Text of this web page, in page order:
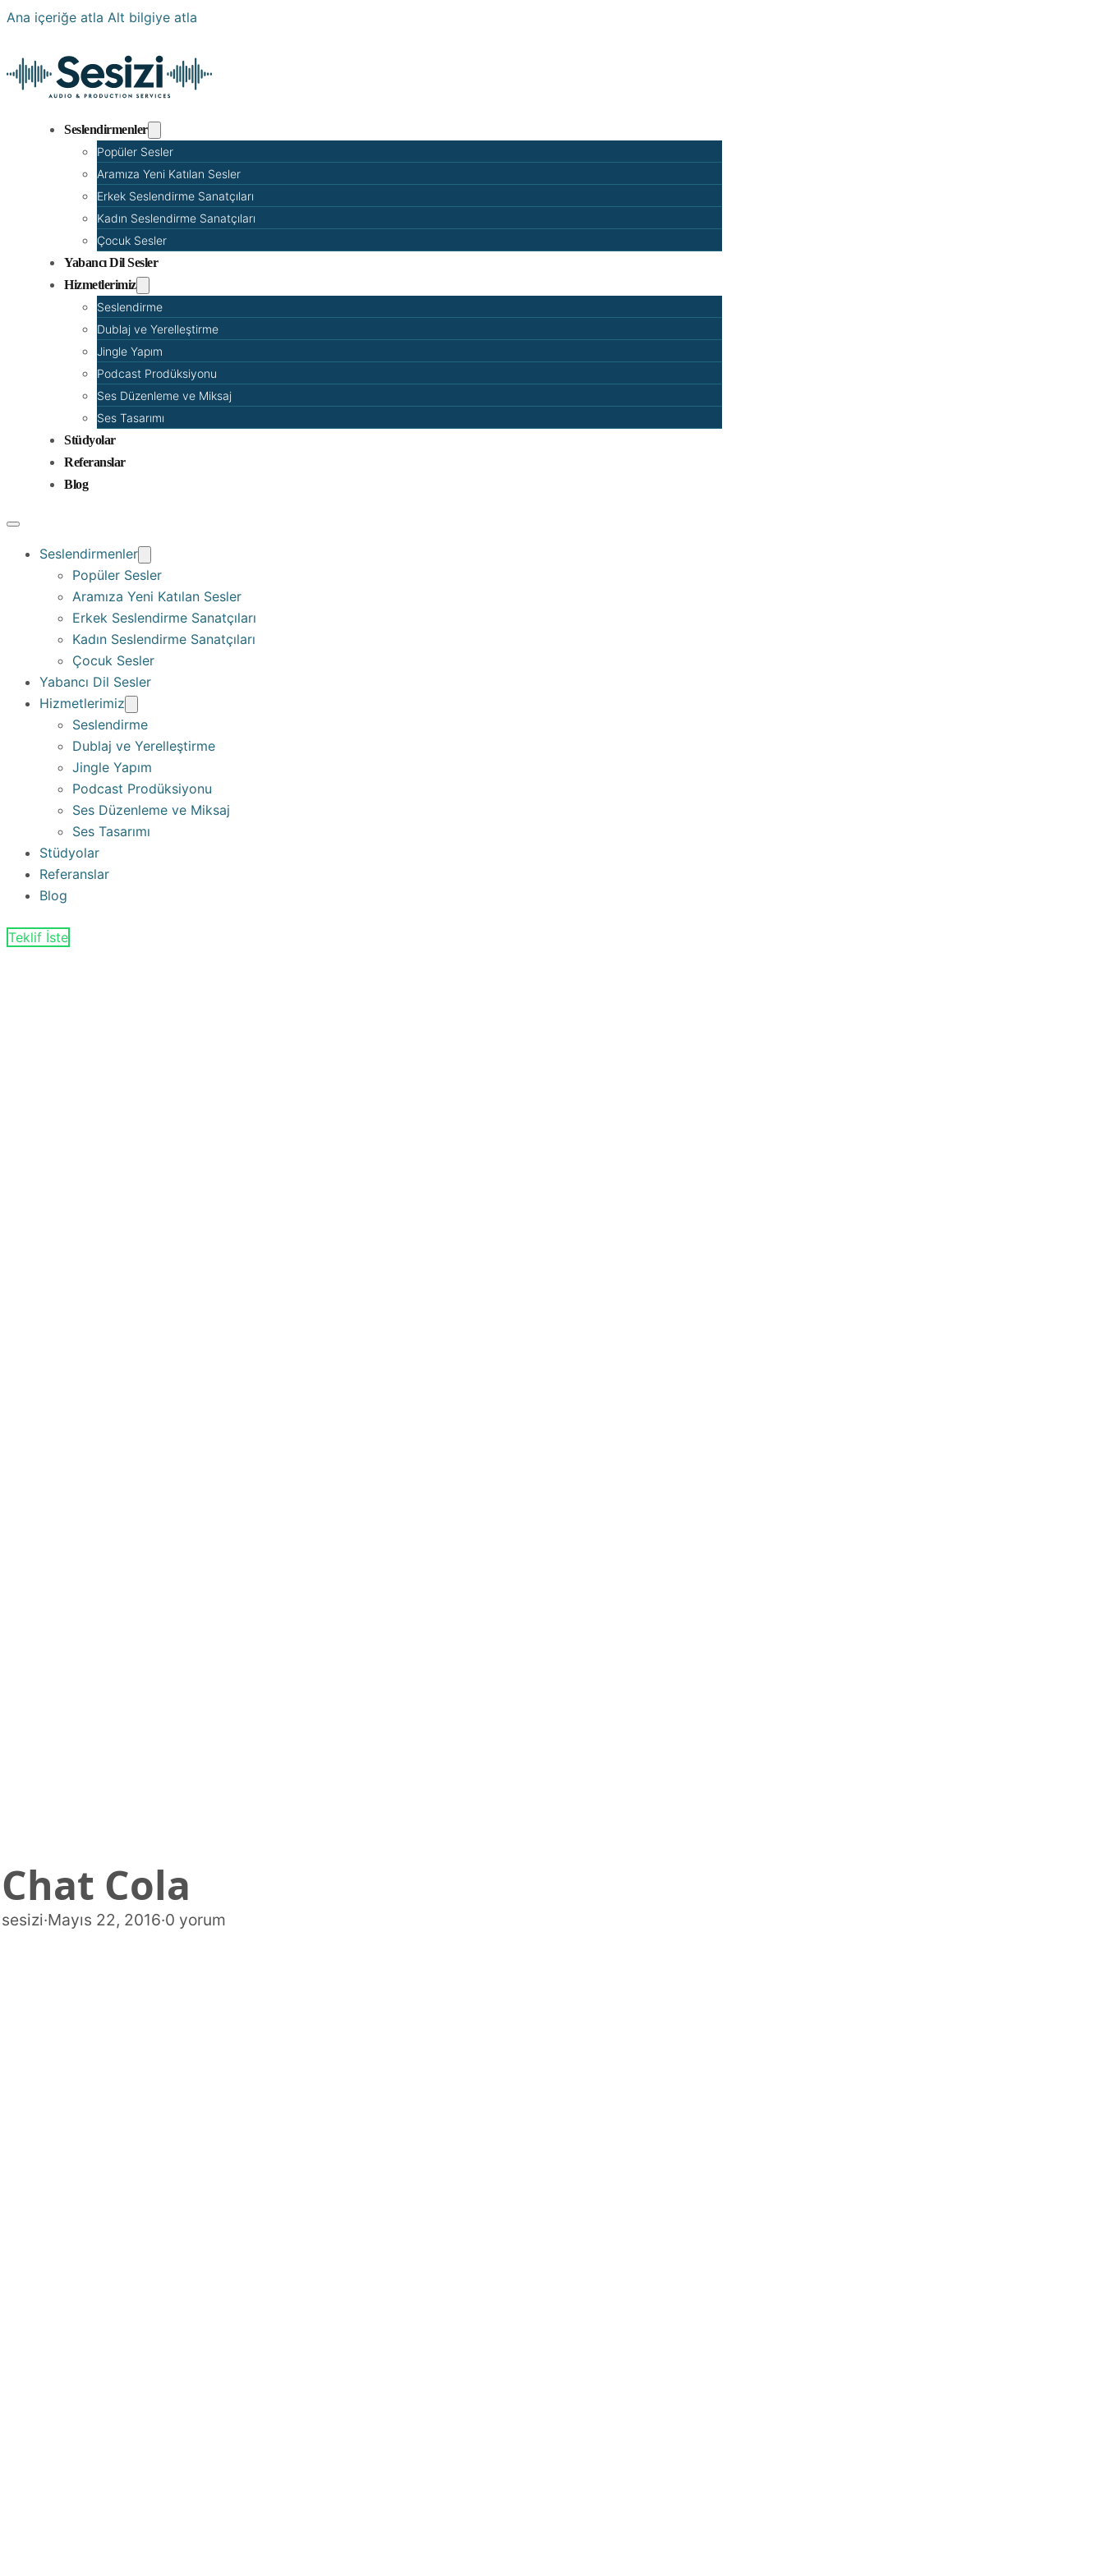
Ana içeriğe atla Alt bilgiye atla
Seslendirmenler
Popüler Sesler
Aramıza Yeni Katılan Sesler
Erkek Seslendirme Sanatçıları
Kadın Seslendirme Sanatçıları
Çocuk Sesler
Yabancı Dil Sesler
Hizmetlerimiz
Seslendirme
Dublaj ve Yerelleştirme
Jingle Yapım
Podcast Prodüksiyonu
Ses Düzenleme ve Miksaj
Ses Tasarımı
Stüdyolar
Referanslar
Blog
Seslendirmenler
Popüler Sesler
Aramıza Yeni Katılan Sesler
Erkek Seslendirme Sanatçıları
Kadın Seslendirme Sanatçıları
Çocuk Sesler
Yabancı Dil Sesler
Hizmetlerimiz
Seslendirme
Dublaj ve Yerelleştirme
Jingle Yapım
Podcast Prodüksiyonu
Ses Düzenleme ve Miksaj
Ses Tasarımı
Stüdyolar
Referanslar
Blog
Teklif İste
Chat Cola
sesizi·Mayıs 22, 2016·0 yorum